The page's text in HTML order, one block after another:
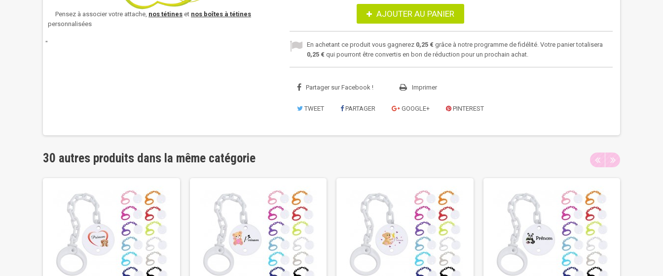
Pensez à associer votre attache, nos tétines et nos boîtes à tétines
personnalisées
"
AJOUTER AU PANIER
En achetant ce produit vous gagnerez 0,25 € grâce à notre programme de fidélité. Votre panier totalisera
0,25 € qui pourront être convertis en bon de réduction pour un prochain achat.
Partager sur Facebook ! Imprimer
TWEET PARTAGER GOOGLE+ PINTEREST
30 autres produits dans la même catégorie